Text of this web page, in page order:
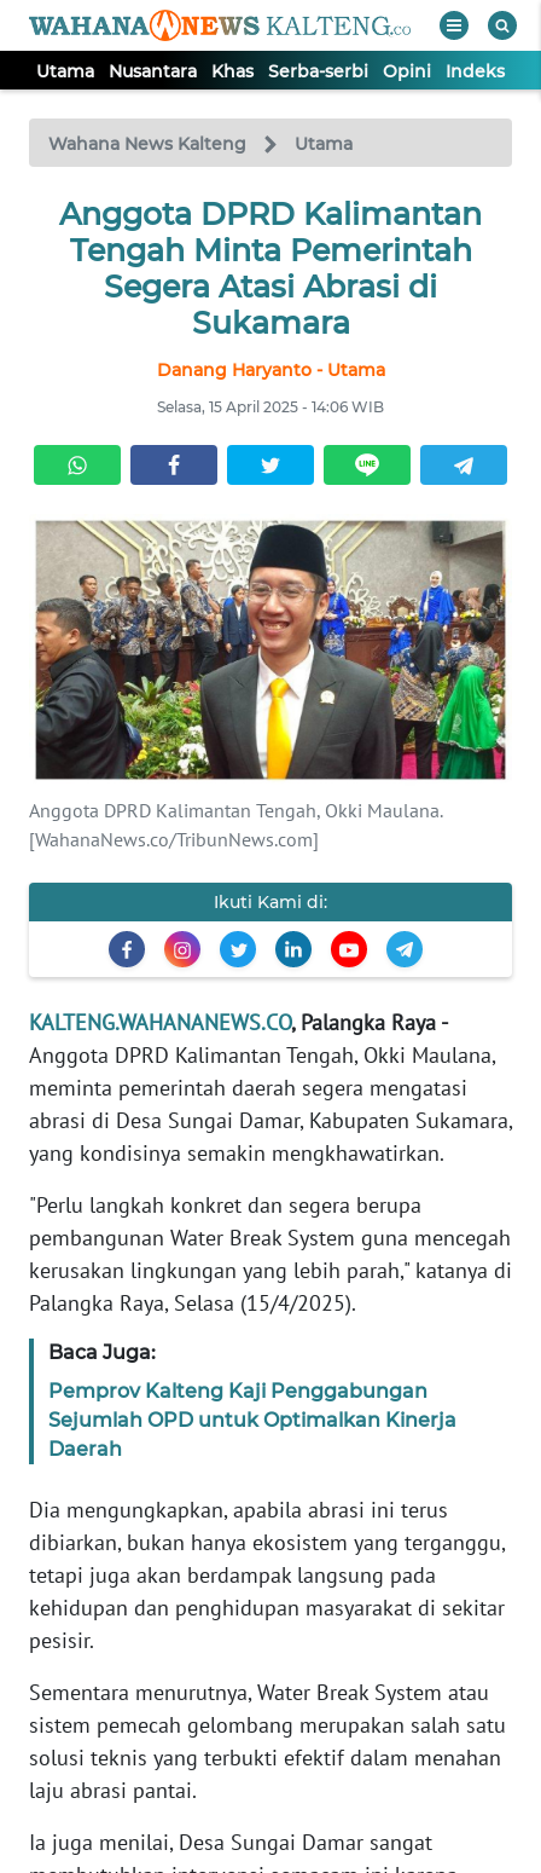
Utama Nusantara Khas Serba-serbi Opini Indeks
Wahana News Kalteng Utama
Anggota DPRD Kalimantan
Tengah Minta Pemerintah
Segera Atasi Abrasi di
Sukamara
Danang Haryanto - Utama
Selasa, 15 April 2025 - 14:06 WIB
Anggota DPRD Kalimantan Tengah, Okki Maulana.
[WahanaNews.co/TribunNews.com]
Ikuti Kami di:
KALTENG.WAHANANEWS.CO, Palangka Raya -
Anggota DPRD Kalimantan Tengah, Okki Maulana,
meminta pemerintah daerah segera mengatasi
abrasi di Desa Sungai Damar, Kabupaten Sukamara,
yang kondisinya semakin mengkhawatirkan.
"Perlu langkah konkret dan segera berupa
pembangunan Water Break System guna mencegah
kerusakan lingkungan yang lebih parah," katanya di
Palangka Raya, Selasa (15/4/2025).
Baca Juga:
Pemprov Kalteng Kaji Penggabungan
Sejumlah OPD untuk Optimalkan Kinerja
Daerah
Dia mengungkapkan, apabila abrasi ini terus
dibiarkan, bukan hanya ekosistem yang terganggu,
tetapi juga akan berdampak langsung pada
kehidupan dan penghidupan masyarakat di sekitar
pesisir.
Sementara menurutnya, Water Break System atau
sistem pemecah gelombang merupakan salah satu
solusi teknis yang terbukti efektif dalam menahan
laju abrasi pantai.
Ia juga menilai, Desa Sungai Damar sangat
TV
Tutup
UTAMA
NUSANTARA
SERBI
Informasi
INDEKS
BERITA
KONTAK
KAMI
INFO
IKLAN
KAMI
PEDOMAN
MEDIA
SIBER
REDAKSI
KARIR
DISCLAIMER
Wahana
News
Regional
WN
SUMUT
JAKARTA
WN
JABAR
BANTEN
WN
NTT
WN